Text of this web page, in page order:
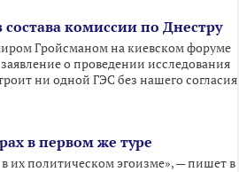
комиссии по Днестру
Гройсманом на киевском форуме
о проведении исследования
ни одной ГЭС без нашего согласия
в первом же туре
их политическом эгоизме», — пишет в